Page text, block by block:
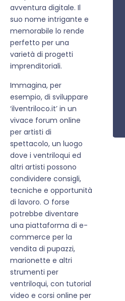
avventura digitale. Il
suo nome intrigante e
memorabile lo rende
perfetto per una
varietà di progetti
imprenditoriali.
Immagina, per
esempio, di sviluppare
‘ilventriloco.it’ in un
vivace forum online
per artisti di
spettacolo, un luogo
dove i ventriloqui ed
altri artisti possono
condividere consigli,
tecniche e opportunità
di lavoro. O forse
potrebbe diventare
una piattaforma di e-
commerce per la
vendita di pupazzi,
marionette e altri
strumenti per
ventriloqui, con tutorial
video e corsi online per